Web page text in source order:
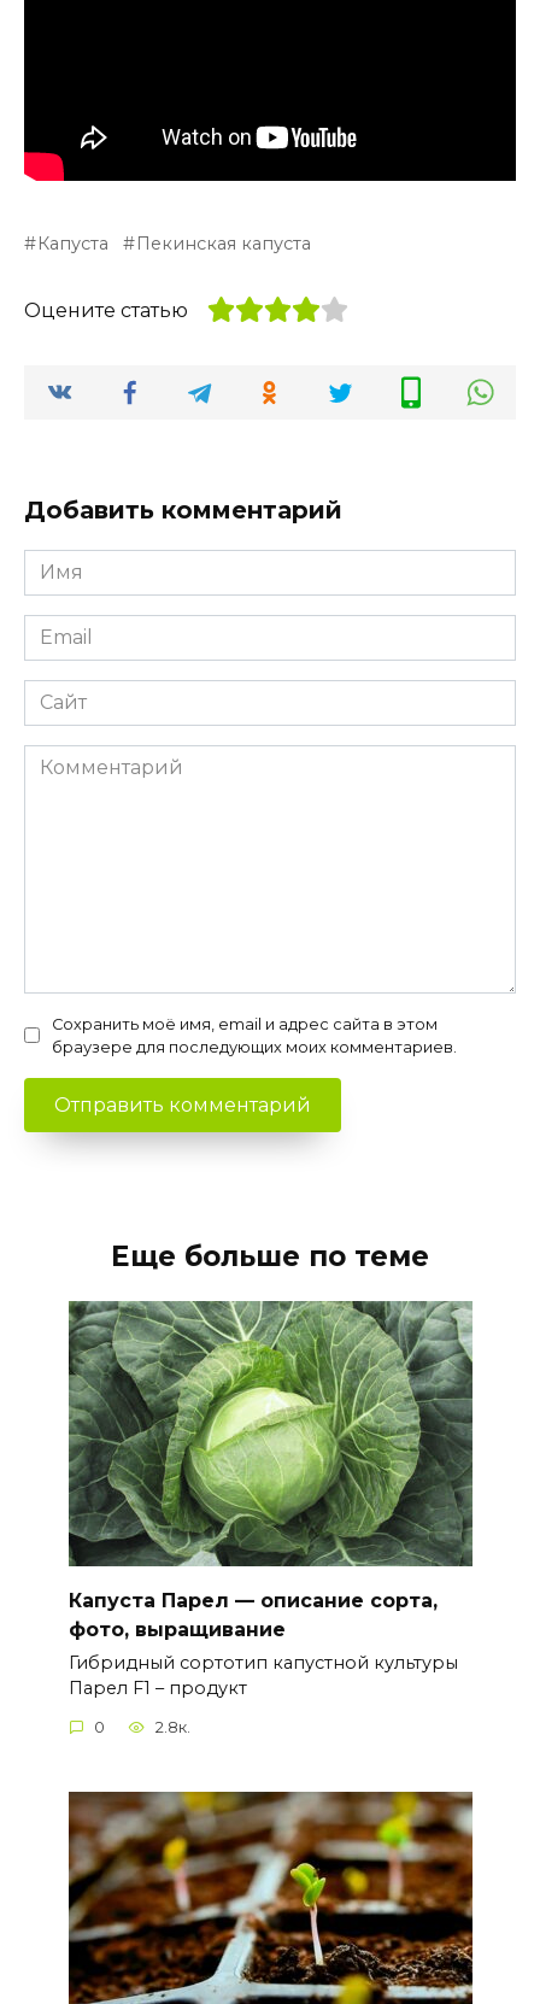
Капуста Пекинская капуста
Оцените статью
Добавить комментарий
Имя
Email
Сайт
Комментарий
Сохранить моё имя, email и адрес сайта в этом
браузере для последующих моих комментариев.
Еще больше по теме
Капуста Парел — описание сорта,
фото, выращивание
Гибридный сортотип капустной культуры
Парел F1 – продукт
0 2.8к.